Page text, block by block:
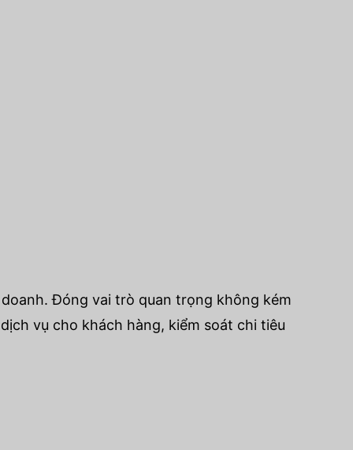
Đóng vai trò quan trọng không kém
vụ cho khách hàng, kiểm soát chi tiêu